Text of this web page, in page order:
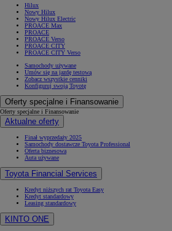
Hilux
Nowy Hilux
Nowy Hilux Electric
PROACE Max
PROACE
PROACE Verso
PROACE CITY
PROACE CITY Verso
Samochody używane
Umów się na jazdę testową
Zobacz wszystkie cenniki
Konfiguruj swoją Toyotę
Oferty specjalne i Finansowanie
Oferty specjalne i Finansowanie
Aktualne oferty
Finał wyprzedaży 2025
Samochody dostawcze Toyota Professional
Oferta biznesowa
Auta używane
Toyota Financial Services
Kredyt niższych rat Toyota Easy
Kredyt standardowy
Leasing standardowy
KINTO ONE